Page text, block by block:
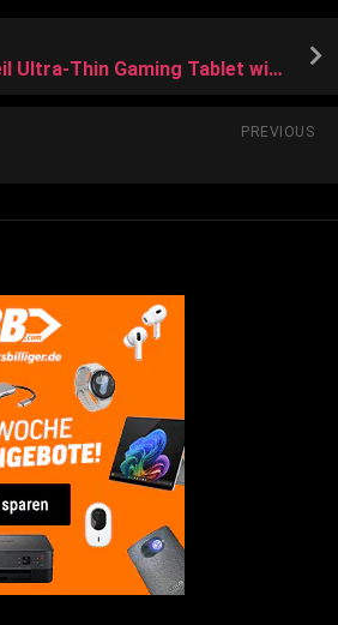
Lenovo Set to Unveil Ultra-Thin Gaming Tablet with Snapdragon 8 Gen 3 on July 12
PREVIOUS